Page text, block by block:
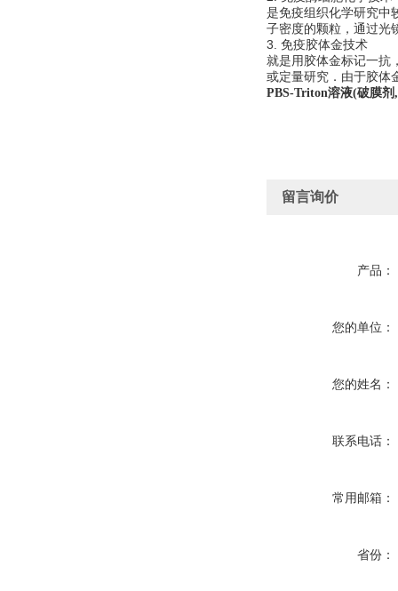
是免疫组织化学研究中
子密度的颗粒，通过光
3. 免疫胶体金技术
就是用胶体金标记一抗
或定量研究．由于胶体
PBS-Triton溶液(破膜剂
留言询价
产品：
您的单位：
您的姓名：
联系电话：
常用邮箱：
省份：